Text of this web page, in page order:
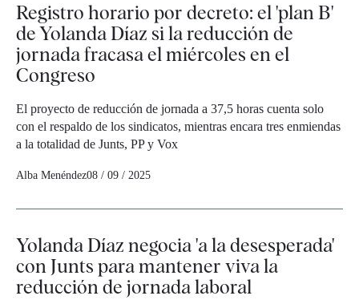
Registro horario por decreto: el 'plan B'
de Yolanda Díaz si la reducción de
jornada fracasa el miércoles en el
Congreso
El proyecto de reducción de jornada a 37,5 horas cuenta solo
con el respaldo de los sindicatos, mientras encara tres enmiendas
a la totalidad de Junts, PP y Vox
Alba Menéndez08 / 09 / 2025
Yolanda Díaz negocia 'a la desesperada'
con Junts para mantener viva la
reducción de jornada laboral